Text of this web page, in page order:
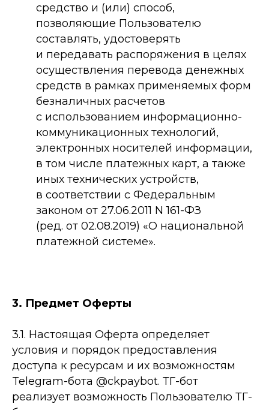
средство и (или) способ,
позволяющие Пользователю
составлять, удостоверять
и передавать распоряжения в целях
осуществления перевода денежных
средств в рамках применяемых форм
безналичных расчетов
с использованием информационно-
коммуникационных технологий,
электронных носителей информации,
в том числе платежных карт, а также
иных технических устройств,
в соответствии с Федеральным
законом от 27.06.2011 N 161-ФЗ
(ред. от 02.08.2019) «О национальной
платежной системе».
3. Предмет Оферты
3.1. Настоящая Оферта определяет
условия и порядок предоставления
доступа к ресурсам и их возможностям
Telegram-бота @ckpaybot. ТГ-бот
реализует возможность Пользователю ТГ-